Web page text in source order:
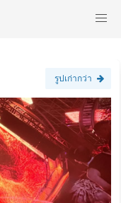
รูปเก่ากว่า